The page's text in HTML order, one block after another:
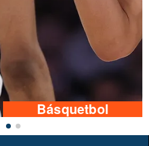
Básquetbol